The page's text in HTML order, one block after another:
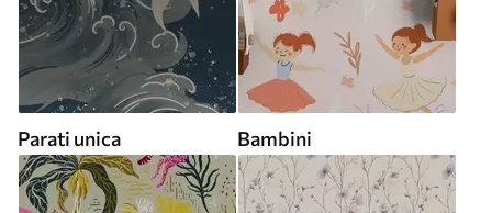
Parati unica Bambini